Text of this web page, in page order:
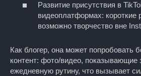
Развитие присутствия в
видеоплатформах: короткие
возможно творчество вне
Как блогер, она может попробовать
контент: фото/видео, показывающие
ежедневную рутину, что вызывает